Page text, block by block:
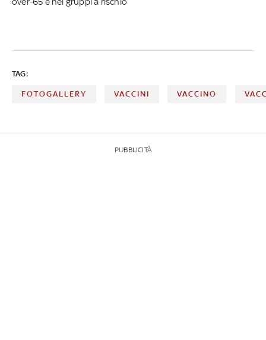
TAG:
FOTOGALLERY VACCINI VACCINO
PUBBLICITÀ